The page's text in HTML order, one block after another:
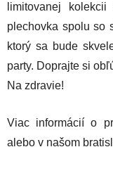
limitovanej
plechovka spolu so
ktorý sa bude
party. Doprajte si
Na zdravie!
Viac informácií o
alebo v našom